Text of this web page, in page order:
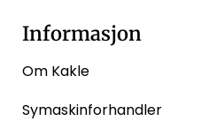
Informasjon
Om Kakle
Symaskinforhandler